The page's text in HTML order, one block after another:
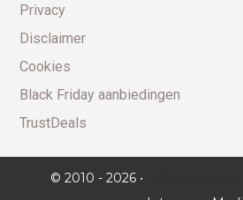
Privacy
Disclaimer
Cookies
Black Friday aanbiedingen
TrustDeals
© 2010 - 2026 •